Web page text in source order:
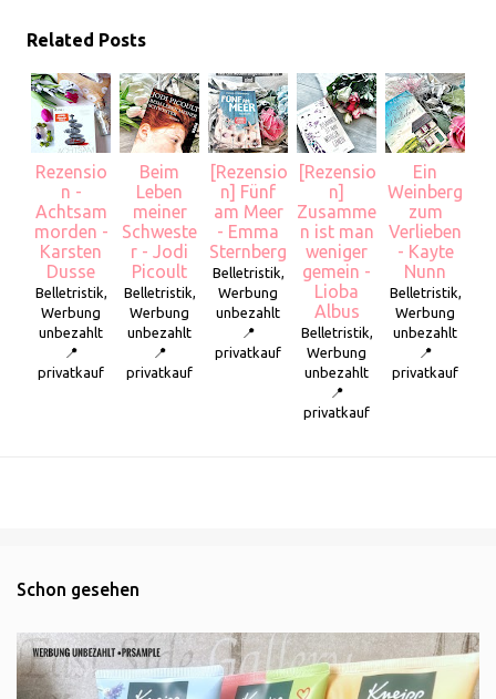
Related Posts
Rezensio
n -
Achtsam
morden -
Karsten
Dusse
Belletristik,
Werbung
unbezahlt
📍
privatkauf
Beim
Leben
meiner
Schweste
r - Jodi
Picoult
Belletristik,
Werbung
unbezahlt
📍
privatkauf
[Rezensio
n] Fünf
am Meer
- Emma
Sternberg
Belletristik,
Werbung
unbezahlt
📍
privatkauf
[Rezensio
n]
Zusamme
n ist man
weniger
gemein -
Lioba
Albus
Belletristik,
Werbung
unbezahlt
📍
privatkauf
Ein
Weinberg
zum
Verlieben
- Kayte
Nunn
Belletristik,
Werbung
unbezahlt
📍
privatkauf
Schon gesehen